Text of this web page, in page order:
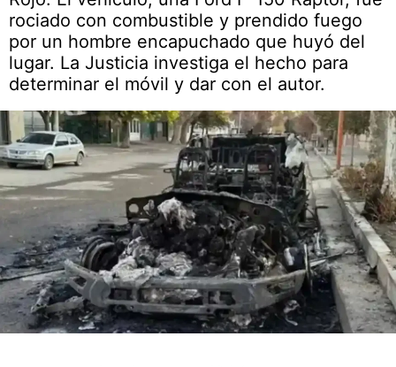
rociado con combustible y prendido fuego
por un hombre encapuchado que huyó del
lugar. La Justicia investiga el hecho para
determinar el móvil y dar con el autor.